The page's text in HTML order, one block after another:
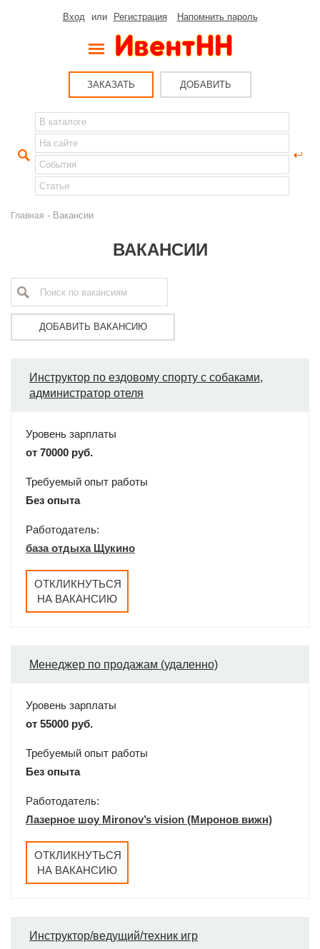
Вход или Регистрация Напомнить пароль
ЗАКАЗАТЬ ДОБАВИТЬ
Главная - Вакансии
ВАКАНСИИ
ДОБАВИТЬ ВАКАНСИЮ
Инструктор по ездовому спорту с собаками,
администратор отеля
Уровень зарплаты
от 70000 руб.
Требуемый опыт работы
Без опыта
Работодатель:
база отдыха Щукино
ОТКЛИКНУТЬСЯ
НА ВАКАНСИЮ
Менеджер по продажам (удаленно)
Уровень зарплаты
от 55000 руб.
Требуемый опыт работы
Без опыта
Работодатель:
Лазерное шоу Mironov’s vision (Миронов вижн)
ОТКЛИКНУТЬСЯ
НА ВАКАНСИЮ
Инструктор/ведущий/техник игр